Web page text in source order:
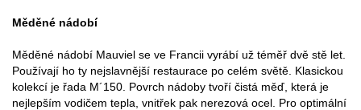
Měděné nádobí
Měděné nádobí Mauviel se ve Francii vyrábí už téměř dvě stě let.
Používají ho ty nejslavnější restaurace po celém světě. Klasickou
kolekcí je řada M´150. Povrch nádoby tvoří čistá měď, která je
nejlepším vodičem tepla, vnitřek pak nerezová ocel. Pro optimální